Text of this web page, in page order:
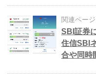
関連ページ
SBI証券
住信SBI
合や同時